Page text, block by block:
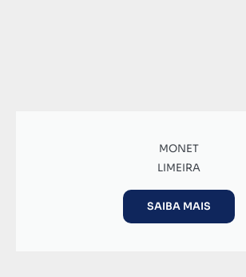
MONET
LIMEIRA
SAIBA MAIS